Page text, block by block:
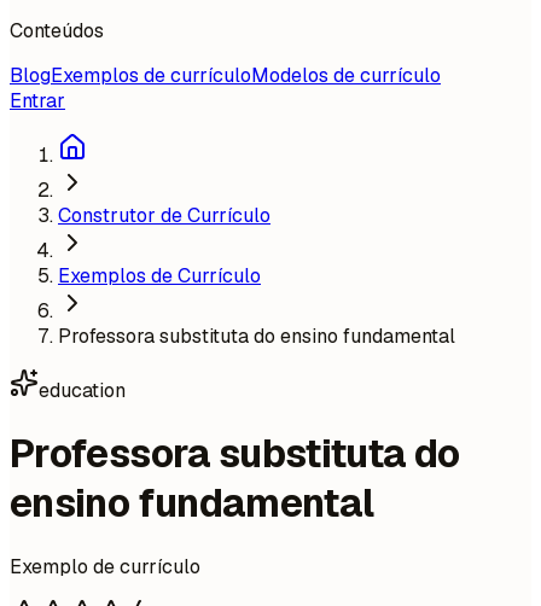
Conteúdos
BlogExemplos de currículoModelos de currículo
Entrar
Construtor de Currículo
Exemplos de Currículo
Professora substituta do ensino fundamental
education
Professora substituta do
ensino fundamental
Exemplo de currículo